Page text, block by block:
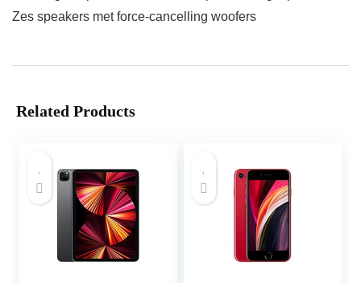
Zes speakers met force-cancelling woofers
Related Products